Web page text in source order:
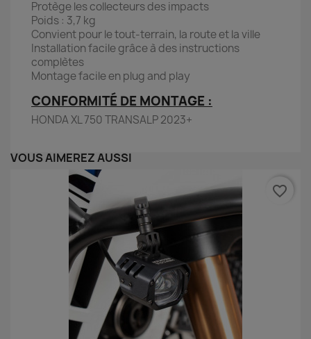
Protège les collecteurs des impacts
Poids : 3,7 kg
Convient pour le tout-terrain, la route et la ville
Installation facile grâce à des instructions
complètes
Montage facile en plug and play
CONFORMITÉ DE MONTAGE :
HONDA XL 750 TRANSALP 2023+
VOUS AIMEREZ AUSSI
favorite_border